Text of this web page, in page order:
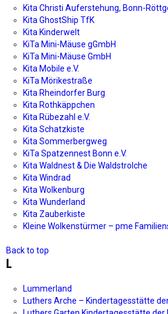
Kita Christi Auferstehung, Bonn-
Kita GhostShip TfK
Kita Kinderwelt
KiTa Mini-Mäuse gGmbH
KiTa Mini-Mäuse GmbH
Kita Mobile e.V.
KiTa Mörikestraße
Kita Rheindorfer Burg
Kita Rothkäppchen
Kita Rübezahl e.V.
Kita Schatzkiste
Kita Sommerbergweg
KiTa Spatzennest Bonn e.V.
Kita Waldnest & Die Waldstrolche
Kita Windrad
Kita Wolkenburg
Kita Wunderland
Kita Zauberkiste
Kleine Wolkenstürmer – pme
Back to top
L
Lummerland
Luthers Arche – Kindertagesstätte